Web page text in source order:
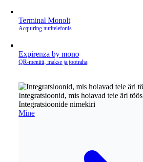
Terminal Monolt
Acquiring nutitelefonis
Expirenza by mono
QR‑menüü, makse ja jootraha
Integratsioonid, mis hoiavad teie äri töös
Integratsioonide nimekiri
Mine